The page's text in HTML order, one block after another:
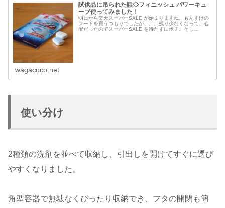
試供品に吊られた話◇フィニッシュ パワーキュ
ーブ使ってみました！
明日から楽天スーパーSALE が始まりますね。もんすけの
フードを買うつもりでしたが、、、残り少なくなって、心
配だったのでスーパーSALE を待たずにポチ。そし
wagacoco.net
使い分け
2種類の洗剤を並べて収納し、引出しを開けてすぐに選び
やすくなりました。
角型容器で無駄なくぴったり収納でき、フタの開閉も簡